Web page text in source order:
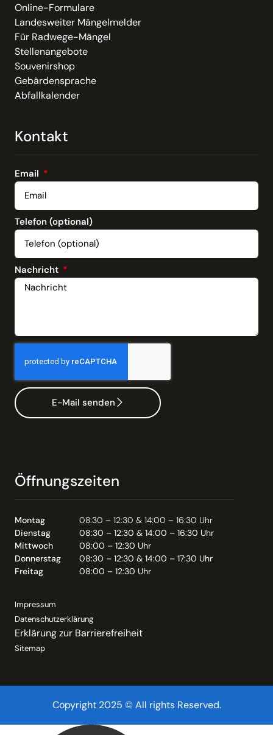
Online-Formulare
Landesweiter Mängelmelder
Für Radwege-Mängel
Stellenangebote
Souvenirshop
Gebärdensprache
Abfallkalender
Kontakt
Email
Telefon (optional)
Nachricht
E-Mail senden
Öffnungszeiten
Montag
08:30 – 12:30 & 14:00 – 16:30 Uhr
Dienstag
08:30 – 12:30 & 14:00 – 16:30 Uhr
Mittwoch
08:00 – 12:30 Uhr
Donnerstag
08:30 – 12:30 & 14:00 – 17:30 Uhr
Freitag
08:00 – 12:30 Uhr
Impressum
Datenschutzerklärung
Erklärung zur Barrierefreiheit
Sitemap
Copyright 2025 © All rights Reserved.